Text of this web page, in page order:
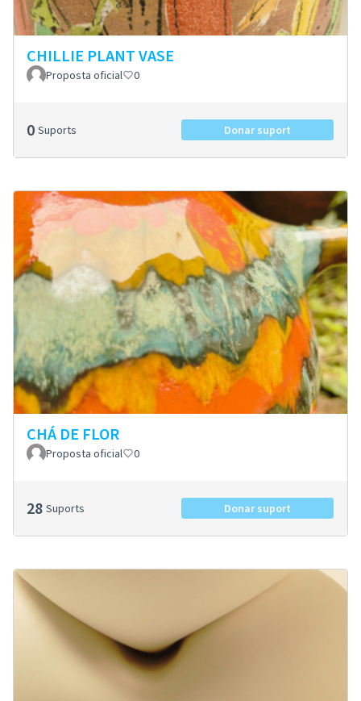
CHILLIE PLANT VASE
Proposta oficial 0
0 Suports Donar suport
CHÁ DE FLOR
Proposta oficial 0
28 Suports Donar suport